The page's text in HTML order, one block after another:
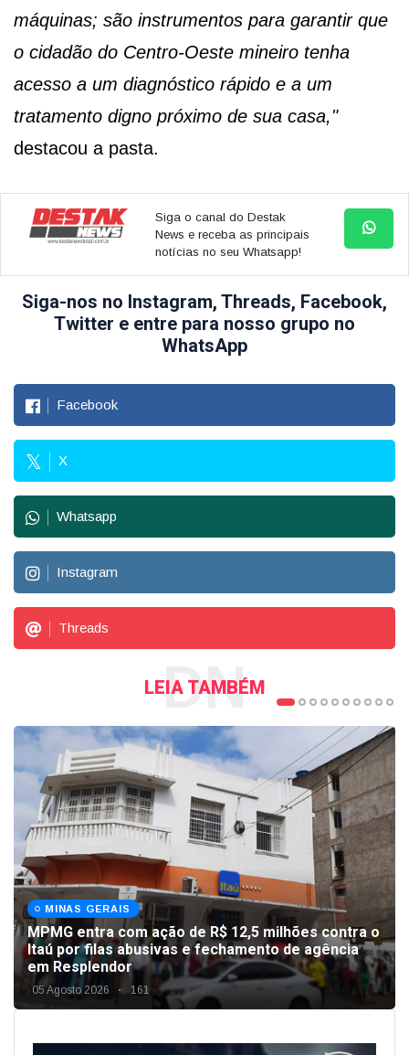
máquinas; são instrumentos para garantir que
o cidadão do Centro-Oeste mineiro tenha
acesso a um diagnóstico rápido e a um
tratamento digno próximo de sua casa,"
destacou a pasta.
Siga o canal do Destak
News e receba as principais
notícias no seu Whatsapp!
Siga-nos no Instagram, Threads, Facebook,
Twitter e entre para nosso grupo no
WhatsApp
Facebook
X
Whatsapp
Instagram
Threads
LEIA TAMBÉM
DN
MINAS GERAIS
MPMG entra com ação de R$ 12,5 milhões contra o
Itaú por filas abusivas e fechamento de agência
em Resplendor
05 Agosto 2026 161